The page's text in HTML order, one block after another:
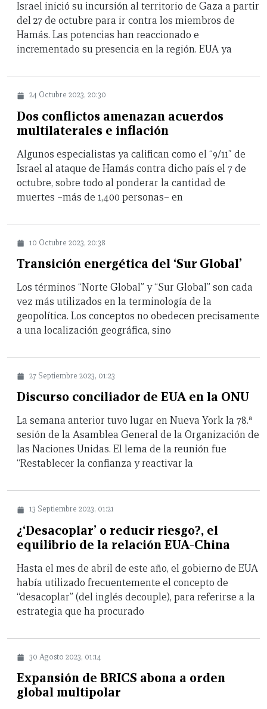
Israel inició su incursión al territorio de Gaza a partir
del 27 de octubre para ir contra los miembros de
Hamás. Las potencias han reaccionado e
incrementado su presencia en la región. EUA ya
24 Octubre 2023, 20:30
Dos conflictos amenazan acuerdos
multilaterales e inflación
Algunos especialistas ya califican como el “9/11” de
Israel al ataque de Hamás contra dicho país el 7 de
octubre, sobre todo al ponderar la cantidad de
muertes –más de 1,400 personas– en
10 Octubre 2023, 20:38
Transición energética del ‘Sur Global’
Los términos “Norte Global” y “Sur Global” son cada
vez más utilizados en la terminología de la
geopolítica. Los conceptos no obedecen precisamente
a una localización geográfica, sino
27 Septiembre 2023, 01:23
Discurso conciliador de EUA en la ONU
La semana anterior tuvo lugar en Nueva York la 78.ª
sesión de la Asamblea General de la Organización de
las Naciones Unidas. El lema de la reunión fue
“Restablecer la confianza y reactivar la
13 Septiembre 2023, 01:21
¿‘Desacoplar’ o reducir riesgo?, el
equilibrio de la relación EUA-China
Hasta el mes de abril de este año, el gobierno de EUA
había utilizado frecuentemente el concepto de
“desacoplar” (del inglés decouple), para referirse a la
estrategia que ha procurado
30 Agosto 2023, 01:14
Expansión de BRICS abona a orden
global multipolar